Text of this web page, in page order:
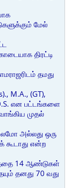
மேல்
திரட்டி
தமது
M.A., (GT),
என பட்டங்களை
முதல்
அல்லது ஒரு
என்ற
14 ஆண்டுகள்
தனது 70 வது